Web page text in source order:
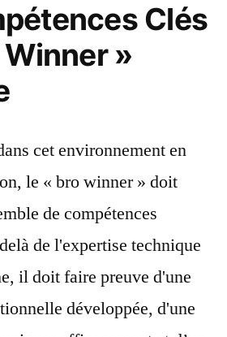
Clés
»
cet environnement en
le « bro winner » doit
de compétences
de l'expertise technique
il doit faire preuve d'une
développée, d'une